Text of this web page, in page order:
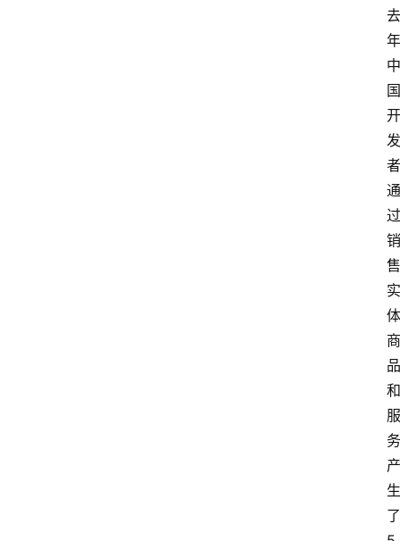
去
年
中
国
开
发
者
通
过
销
售
实
体
商
品
和
服
务
产
生
了